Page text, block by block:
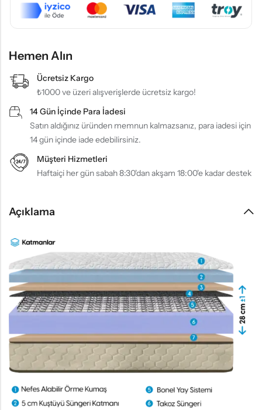
Hemen Alın
Ücretsiz Kargo
₺1000 ve üzeri alışverişlerde ücretsiz kargo!
14 Gün İçinde Para İadesi
Satın aldığınız üründen memnun kalmazsanız, para iadesi için
14 gün içinde iade edebilirsiniz.
Müşteri Hizmetleri
Haftaiçi her gün sabah 8:30'dan akşam 18:00'e kadar destek
Açıklama